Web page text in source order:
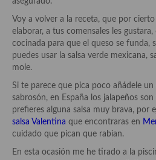
Especias, mezclas de especias
Hierbas aromáticas
Aceites
Mojos y pastas
Sales y polvos
Salsas y mojos
Voy a volver a la receta, que por
elaborar, a tus comensales les
cocinada para que el queso se funda,
puedes usar la salsa verde mexicana,
mole.
Si te parece que pica poco añádele
sabrosón, en España los jalapeños
prefieres alguna salsa muy brava, por
salsa Valentina que encontraras en
cuidado que pican que rabian.
En esta ocasión me he tirado a la